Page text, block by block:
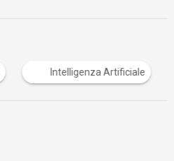
Intelligenza Artificiale